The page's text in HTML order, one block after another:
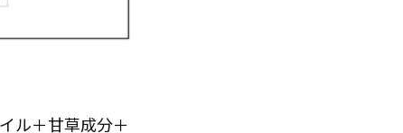
ル＋甘草成分＋